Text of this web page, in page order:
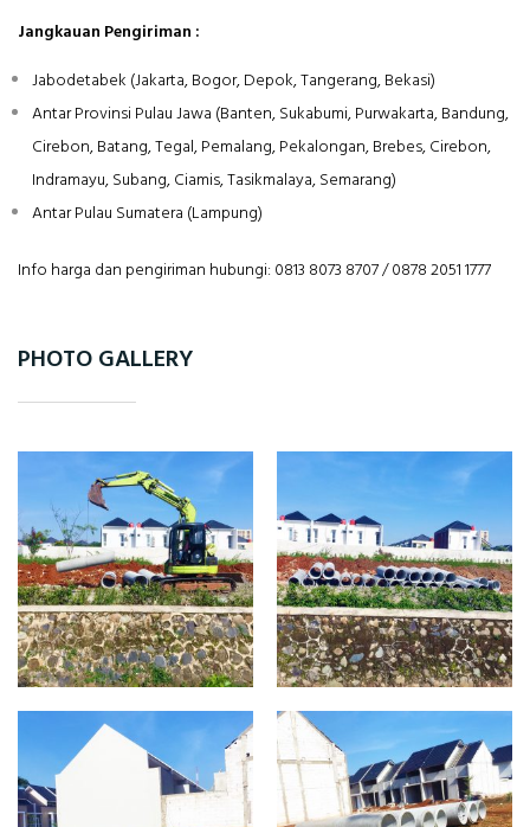
Jangkauan Pengiriman :
Jabodetabek (Jakarta, Bogor, Depok, Tangerang, Bekasi)
Antar Provinsi Pulau Jawa (Banten, Sukabumi, Purwakarta, Bandung,
Cirebon, Batang, Tegal, Pemalang, Pekalongan, Brebes, Cirebon,
Indramayu, Subang, Ciamis, Tasikmalaya, Semarang)
Antar Pulau Sumatera (Lampung)
Info harga dan pengiriman hubungi: 0813 8073 8707 / 0878 2051 1777
PHOTO GALLERY